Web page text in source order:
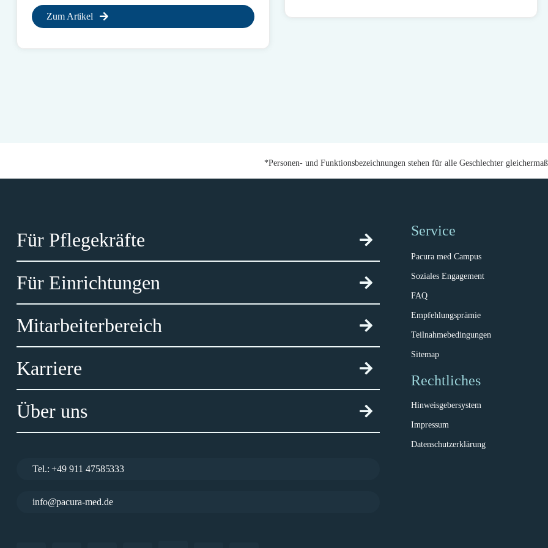
Zum Artikel
*Personen- und Funktionsbezeichnungen stehen für alle Geschlechter
Für Pflegekräfte
Für Einrichtungen
Mitarbeiterbereich
Karriere
Über uns
Tel.: +49 911 47585333
info@pacura-med.de
Service
Pacura med Campus
Soziales Engagement
FAQ
Empfehlungsprämie
Teilnahmebedingungen
Sitemap
Rechtliches
Hinweisgebersystem
Impressum
Datenschutzerklärung